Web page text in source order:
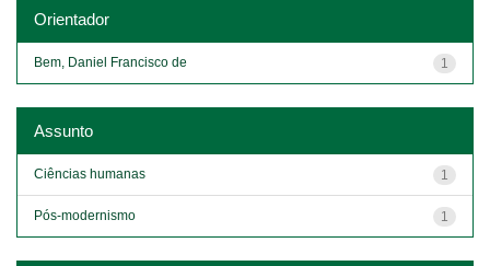
Orientador
1
Bem, Daniel Francisco de
Assunto
1
Ciências humanas
1
Pós-modernismo